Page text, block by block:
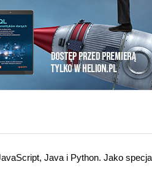
Java i Python. Jako